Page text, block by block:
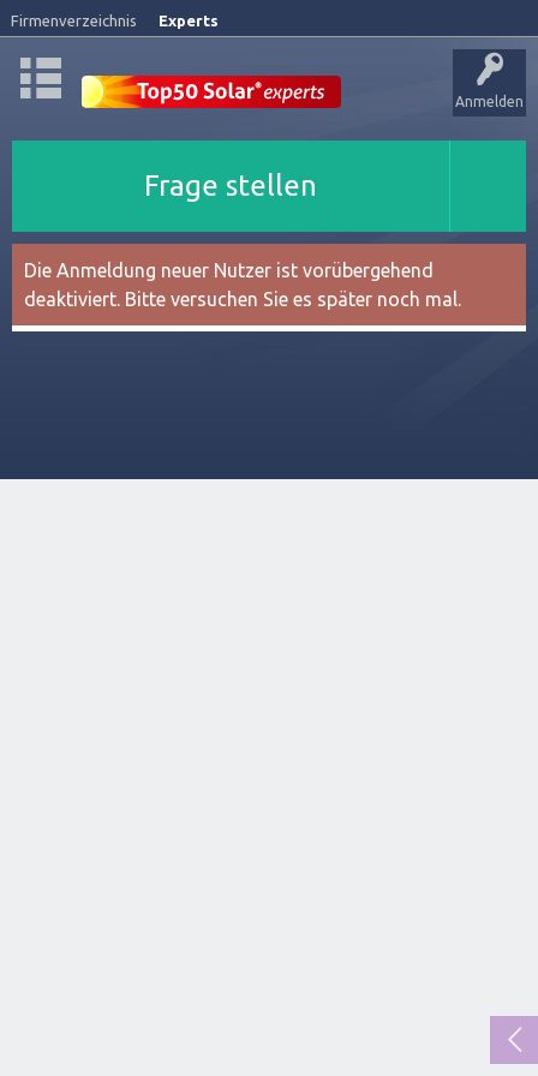
Firmenverzeichnis Experts
Anmelden
Frage stellen
Die Anmeldung neuer Nutzer ist vorübergehend
deaktiviert. Bitte versuchen Sie es später noch mal.